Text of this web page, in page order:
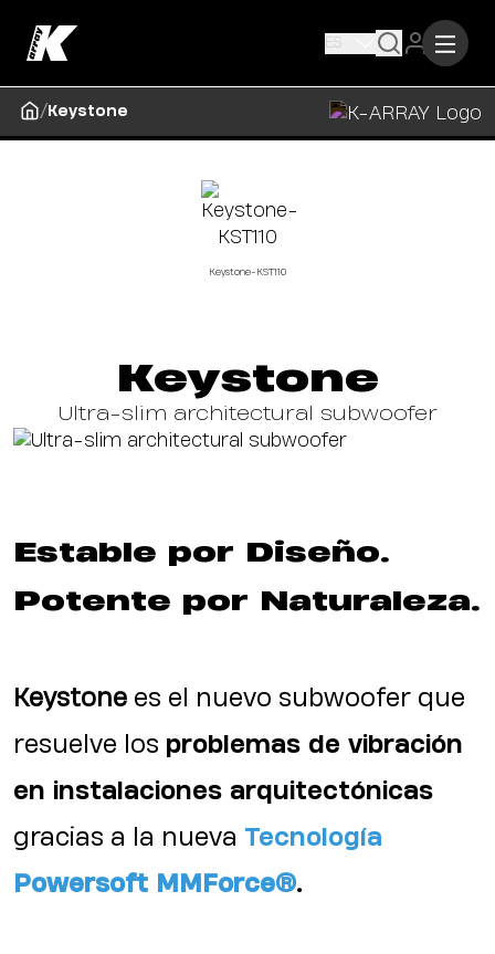
ES
/ Keystone
Keystone-KST110
Keystone
Ultra-slim architectural subwoofer
Estable por Diseño.
Potente por Naturaleza.
Keystone es el nuevo subwoofer que
resuelve los problemas de vibración
en instalaciones arquitectónicas
gracias a la nueva Tecnología
Powersoft MMForce®.